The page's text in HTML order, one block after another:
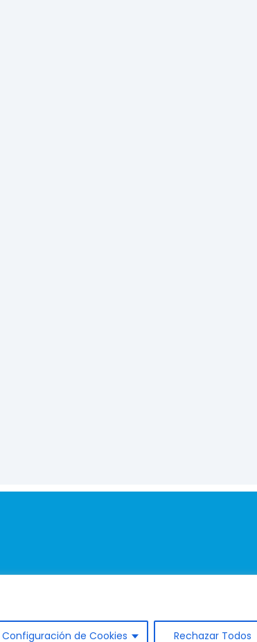
Configuración de Cookies Rechazar Todos